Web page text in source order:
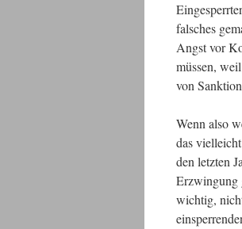
falsches
Angst vor
müssen,
von
Wenn also
das
den letzten
Erzwingung
wichtig,